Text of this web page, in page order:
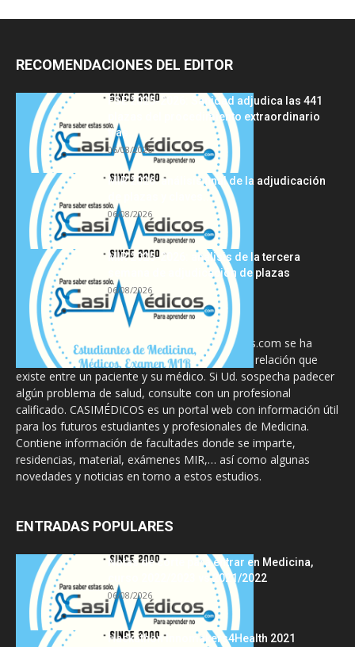
RECOMENDACIONES DEL EDITOR
FSE 2025-2026: Sanidad adjudica las 441
plazas del procedimiento extraordinario
tras...
06/08/2026
MIR 2026: análisis final de la adjudicación
de plazas y claves...
06/08/2026
MIR 2025-2026: análisis de la tercera
semana de adjudicación de plazas
06/08/2026
La información proporcionada en CasiMedicos.com se ha
diseñado para complementar, no substituir, la relación que
existe entre un paciente y su médico. Si Ud. sospecha padecer
algún problema de salud, consulte con un profesional
calificado. CASIMÉDICOS es un portal web con información útil
para los futuros estudiantes y profesionales de Medicina.
Contiene información de facultades donde se imparte,
residencias, material, exámenes MIR,… así como algunas
novedades y noticias en torno a estos estudios.
ENTRADAS POPULARES
Notas de corte para entrar en Medicina,
curso 2022/2023 vs 2021/2022
06/08/2026
Hackathon Innomakers4Health 2021